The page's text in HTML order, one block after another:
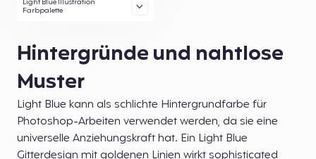
Light Blue Illustration
Farbpalette
Hintergründe und nahtlose
Muster
Light Blue kann als schlichte Hintergrundfarbe für
Photoshop-Arbeiten verwendet werden, da sie eine
universelle Anziehungskraft hat. Ein Light Blue
Gitterdesign mit goldenen Linien wirkt sophisticated